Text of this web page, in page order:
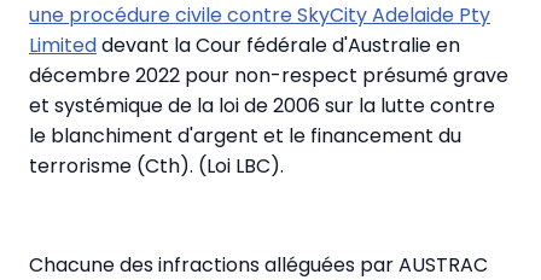
une procédure civile contre SkyCity Adelaide Pty
Limiteddevant la Cour fédérale d'Australie en
décembre 2022 pour non-respect présumé grave
et systémique de la loi de 2006 sur la lutte contre
le blanchiment d'argent et le financement du
terrorisme (Cth). (Loi LBC).
Chacune des infractions alléguées par AUSTRAC